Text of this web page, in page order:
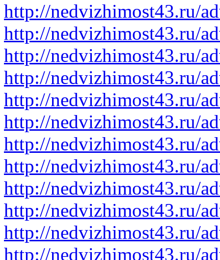
http://nedvizhimost43.ru/
http://nedvizhimost43.ru/
http://nedvizhimost43.ru/
http://nedvizhimost43.ru/
http://nedvizhimost43.ru/
http://nedvizhimost43.ru/
http://nedvizhimost43.ru/
http://nedvizhimost43.ru/
http://nedvizhimost43.ru/
http://nedvizhimost43.ru/
http://nedvizhimost43.ru/
http://nedvizhimost43.ru/